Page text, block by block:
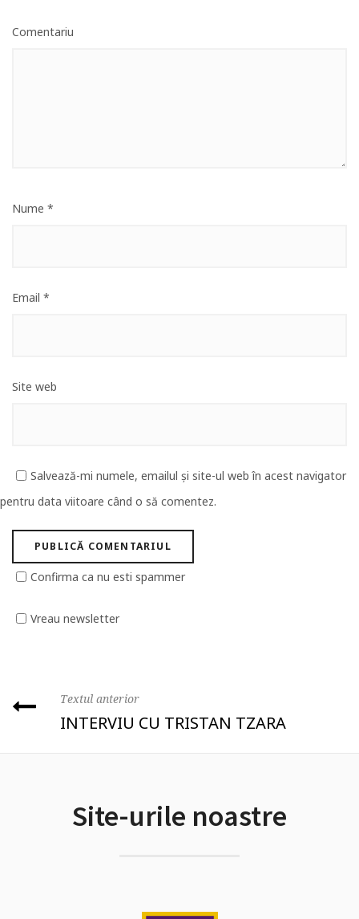
Comentariu
Nume *
Email *
Site web
Salvează-mi numele, emailul și site-ul web în acest navigator
pentru data viitoare când o să comentez.
Confirma ca nu esti spammer
Vreau newsletter
Textul anterior
INTERVIU CU TRISTAN TZARA
Site-urile noastre